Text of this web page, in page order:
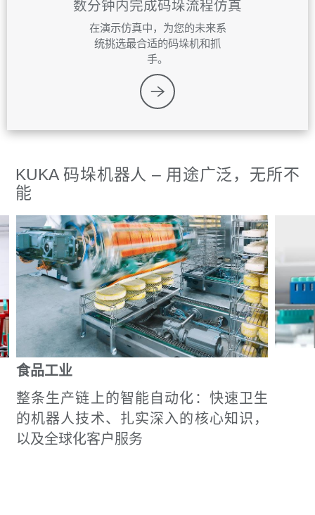
数分钟内完成码垛流程仿真
在演示仿真中，为您的未来系
统挑选最合适的码垛机和抓
手。
KUKA 码垛机器人 – 用途广泛，无所不
能
食品工业
整条生产链上的智能自动化：快速卫生
的机器人技术、扎实深入的核心知识，
以及全球化客户服务